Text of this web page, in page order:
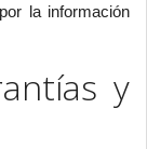
la información
y